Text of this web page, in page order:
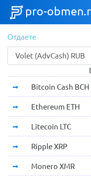
pro-
Отдаете
Bitcoin Cash BCH
Ethereum ETH
Litecoin LTC
Ripple XRP
Monero XMR